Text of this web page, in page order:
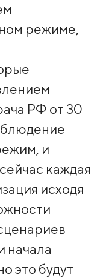
режиме,
РФ от 30
и
каждая
исходя
начала
это будут